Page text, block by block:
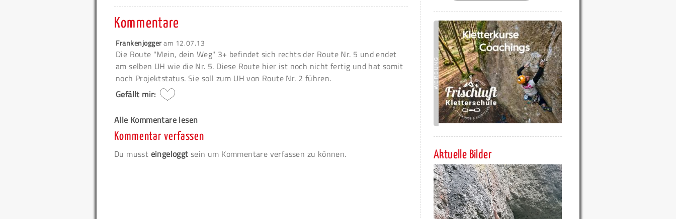
Kommentare
Frankenjoggeram 12.07.13
Die Route "Mein, dein Weg" 3+ befindet sich rechts der Route Nr. 5 und endet
am selben UH wie die Nr. 5. Diese Route hier ist noch nicht fertig und hat somit
noch Projektstatus. Sie soll zum UH von Route Nr. 2 führen.
Gefällt mir:
Alle Kommentare lesen
Kommentar verfassen
Du musst eingeloggt sein um Kommentare verfassen zu können. Aktuelle Bilder